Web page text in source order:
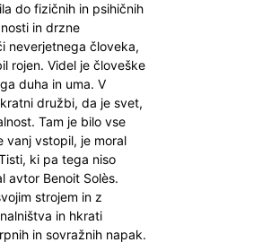
do fizičnih in psihičnih
in drzne
neverjetnega človeka,
rojen. Videl je človeške
duha in uma. V
družbi, da je svet,
Tam je bilo vse
vanj vstopil, je moral
ki pa tega niso
avtor Benoit Solès.
strojem in z
in hkrati
in sovražnih napak.